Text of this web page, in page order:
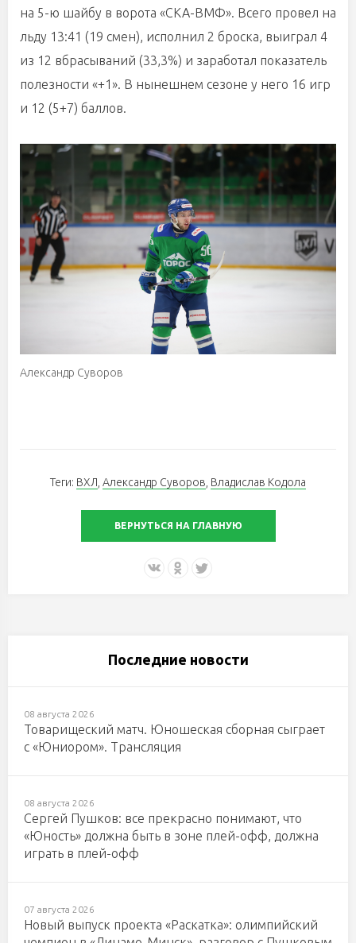
на 5-ю шайбу в ворота «СКА-ВМФ». Всего провел на
льду 13:41 (19 смен), исполнил 2 броска, выиграл 4
из 12 вбрасываний (33,3%) и заработал показатель
полезности «+1». В нынешнем сезоне у него 16 игр
и 12 (5+7) баллов.
Александр Суворов
Теги: ВХЛ Александр Суворов Владислав Кодола
ВЕРНУТЬСЯ НА ГЛАВНУЮ
Последние новости
08 августа 2026
Товарищеский матч. Юношеская сборная сыграет
с «Юниором». Трансляция
08 августа 2026
Сергей Пушков: все прекрасно понимают, что
«Юность» должна быть в зоне плей-офф, должна
играть в плей-офф
07 августа 2026
Новый выпуск проекта «Раскатка»: олимпийский